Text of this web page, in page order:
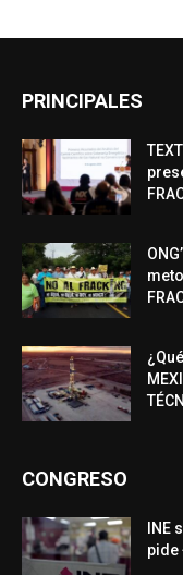
PRINCIPALES
CONGRESO
INE
pide